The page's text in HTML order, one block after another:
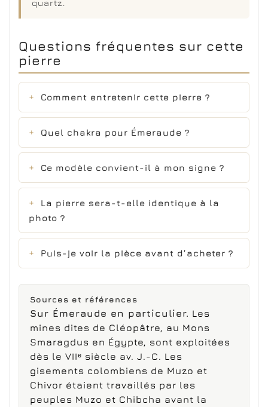
quartz.
Questions fréquentes sur cette
pierre
Comment entretenir cette pierre ?
Quel chakra pour Émeraude ?
Ce modèle convient-il à mon signe ?
La pierre sera-t-elle identique à la
photo ?
Puis-je voir la pièce avant d’acheter ?
Sources et références
Sur Émeraude en particulier. Les
mines dites de Cléopâtre, au Mons
Smaragdus en Égypte, sont exploitées
dès le VIIᵉ siècle av. J.-C. Les
gisements colombiens de Muzo et
Chivor étaient travaillés par les
peuples Muzo et Chibcha avant la